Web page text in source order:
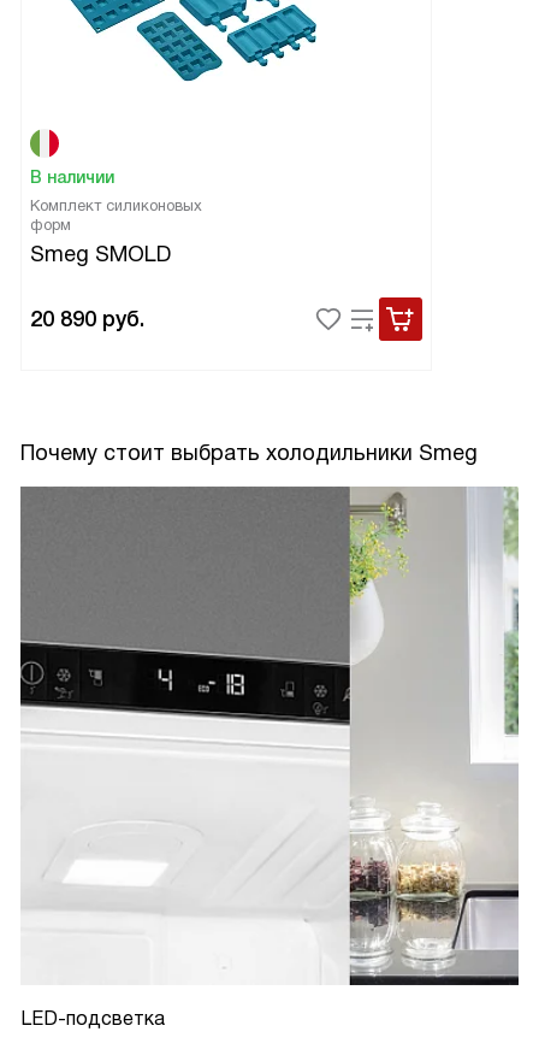
В наличии
Комплект силиконовых
форм
Smeg SMOLD
20 890 руб.
Почему стоит выбрать холодильники Smeg
LED-подсветка